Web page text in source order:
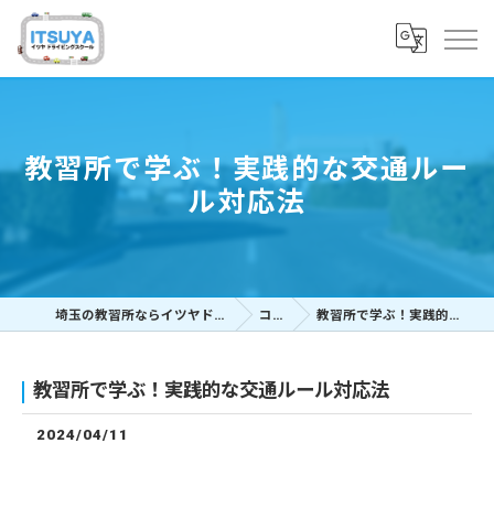
教習所で学ぶ！実践的な交通ルー
ル対応法
埼玉の教習所ならイツヤドライビングスクール コラム 教習所で学ぶ！実践的な交通ルール対応法
教習所で学ぶ！実践的な交通ルール対応法
2024/04/11